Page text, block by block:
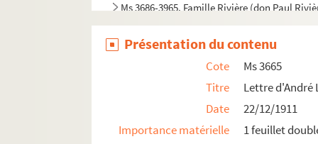
Ms 3686-3965. Famille Rivière (don Paul
Présentation du contenu
Cote
Ms 3665
Titre
Lettre d'André
Date
22/12/1911
Importance matérielle
1 feuillet